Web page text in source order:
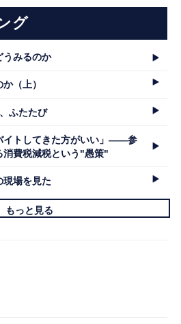
グ
うみるのか
（上）
ふたたび
イトしてきた方がいい」――参
消費税減税という"愚策"
現場を見た
もっと見る